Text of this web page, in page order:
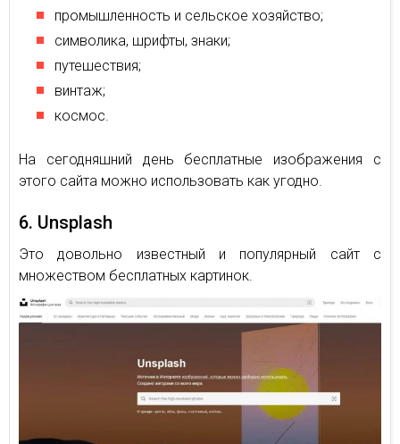
промышленность и сельское хозяйство;
символика, шрифты, знаки;
путешествия;
винтаж;
космос.
На сегодняшний день бесплатные изображения с
этого сайта можно использовать как угодно.
6. Unsplash
Это довольно известный и популярный сайт с
множеством бесплатных картинок.